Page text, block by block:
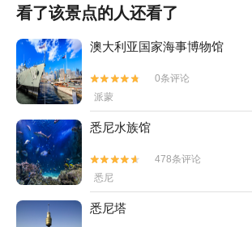
看了该景点的人还看了
澳大利亚国家海事博物馆


0条评论
派蒙
悉尼水族馆


478条评论
悉尼
悉尼塔